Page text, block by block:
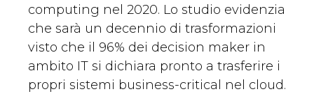
computing nel 2020. Lo studio evidenzia
che sarà un decennio di trasformazioni
visto che il 96% dei decision maker in
ambito IT si dichiara pronto a trasferire i
propri sistemi business-critical nel cloud.